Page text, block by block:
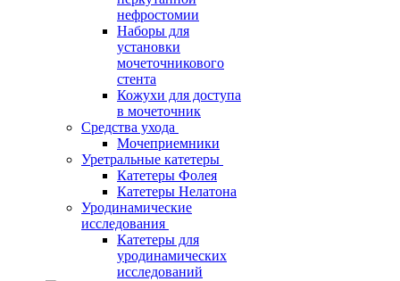
нефростомии
Наборы для
установки
мочеточникового
стента
Кожухи для доступа
в мочеточник
Средства ухода
Мочеприемники
Уретральные катетеры
Катетеры Фолея
Катетеры Нелатона
Уродинамические
исследования
Катетеры для
уродинамических
исследований